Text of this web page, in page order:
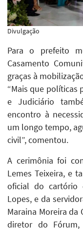
Divulgação
Para o prefeito
Casamento
graças à
“Mais que políticas
e Judiciário
encontro à
um longo tempo,
civil”, comentou.
A cerimônia foi
Lemes Teixeira, e
oficial do cartório
Lopes, e da
Maraina Moreira da
diretor do